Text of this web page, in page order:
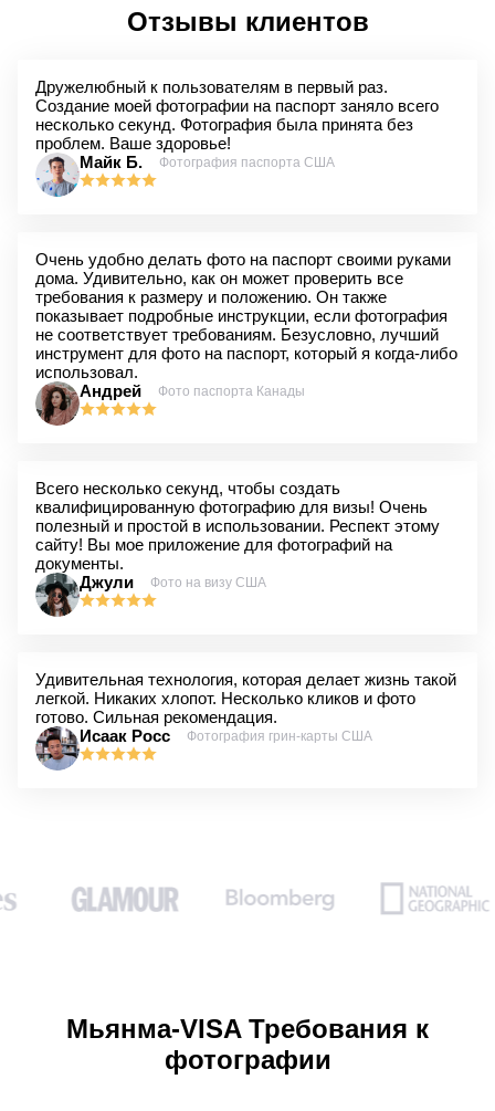
Отзывы клиентов
Дружелюбный к пользователям в первый раз.
Создание моей фотографии на паспорт заняло всего
несколько секунд. Фотография была принята без
проблем. Ваше здоровье!
Майк Б.
Фотография паспорта США
Очень удобно делать фото на паспорт своими руками
дома. Удивительно, как он может проверить все
требования к размеру и положению. Он также
показывает подробные инструкции, если фотография
не соответствует требованиям. Безусловно, лучший
инструмент для фото на паспорт, который я когда-либо
использовал.
Андрей
Фото паспорта Канады
Всего несколько секунд, чтобы создать
квалифицированную фотографию для визы! Очень
полезный и простой в использовании. Респект этому
сайту! Вы мое приложение для фотографий на
документы.
Джули
Фото на визу США
Удивительная технология, которая делает жизнь такой
легкой. Никаких хлопот. Несколько кликов и фото
готово. Сильная рекомендация.
Исаак Росс
Фотография грин-карты США
Мьянма-VISA Требования к
фотографии